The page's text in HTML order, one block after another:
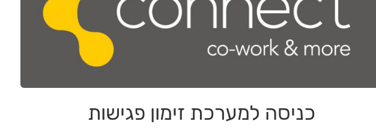
כניסה למערכת זימון פגישות